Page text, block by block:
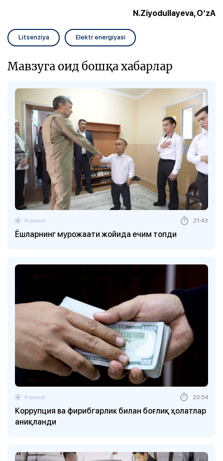
N.Ziyodullayeva, O‘zA
Litsenziya Elektr energiyasi
Мавзуга оид бошқа хабарлар
Ёшларнинг мурожаати жойида ечим топди
Жамият 21:43
Коррупция ва фирибгарлик билан боғлиқ ҳолатлар
аниқланди
Жамият 20:54